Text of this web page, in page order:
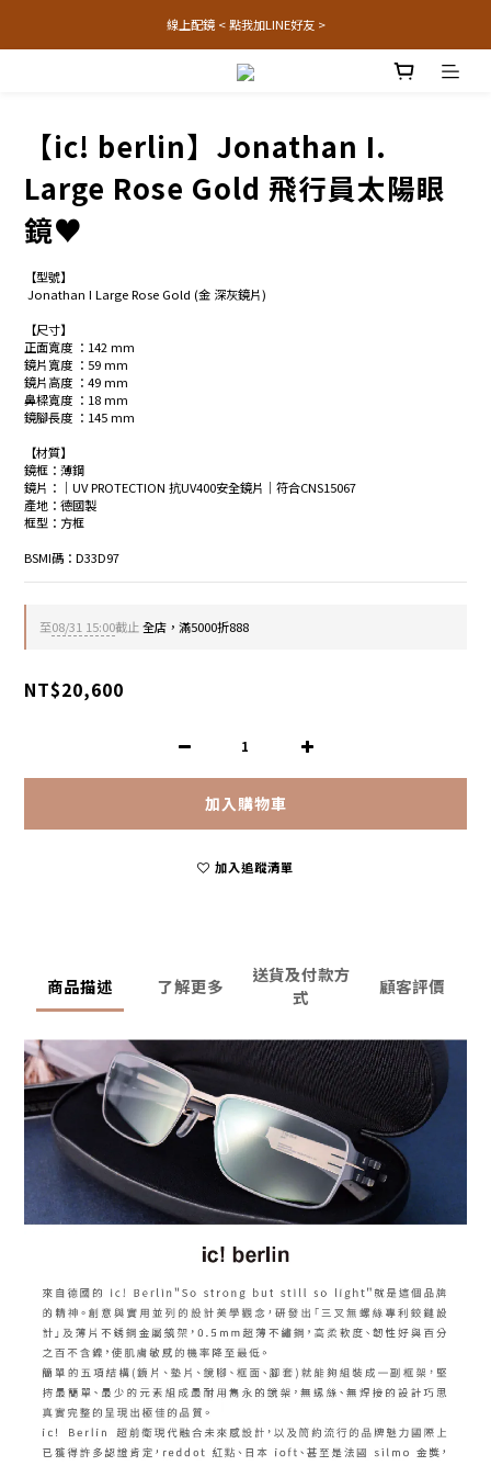
線上配鏡 < 點我加LINE好友 >
【ic! berlin】Jonathan I.
Large Rose Gold 飛行員太陽眼
鏡♥
【型號】
Jonathan I Large Rose Gold (金 深灰鏡片)
【尺寸】
正面寬度 ：142 mm
鏡片寬度 ：59 mm
鏡片高度 ：49 mm
鼻樑寬度 ：18 mm
鏡腳長度 ：145 mm
【材質】
鏡框：薄鋼
鏡片：│UV PROTECTION 抗UV400安全鏡片│符合CNS15067
產地：德國製
框型：方框
BSMI碼：D33D97
至08/31 15:00截止全店，滿5000折888
NT$20,600
加入購物車
加入追蹤清單
商品描述 了解更多
送貨及付款方
式
顧客評價